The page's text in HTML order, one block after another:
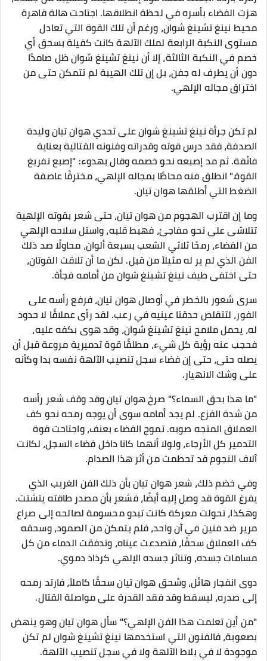
هزت الفضاء بأسره في لحظة انطلاقها. اجتاحت هالة قاهرة
محيط نينغ تشينغ شوان، ورغم أن تلك القوة التي تعادل
مستوى النكبة الرابعة لملك الآلهة كانت كفيلة بسحق أي
خصم في النكبة الثالثة، إلا أن نينغ تشينغ شوان ظل صامدًا
دون أن يطرف له جفن، بل إن تلك الهيبة لم تتمكن حتى من
اختراق مجاله الإلهي.
لم تكن جرأة نينغ تشينغ شوان على تحدي هوان تيان وليدة
الصدفة، فقد درس قوته وقدراته وفنونه القتالية بعناية
فائقة. ثم مد إصبعه نحو خصمه وقال بهدوء: "إصبع تفريغ
القوة." انطلق فنه محاطًا بمجاله الإلهي، مخترقًا عاصفة
الضغط التي أطلقها هوان تيان.
وما إن اقترب الهجوم من هوان تيان، حتى شعر بقوته الإلهية
تتلاشى على نحو مفاجئ، فهبط قلبه، واستل سلاحه الإلهي
من الفضاء، رمحًا ثلاثي الشعب بسبعة ألوان، محاولًا صد ذلك
الفن الذي لم ير له مثيلاً من قبل. لكن ما أن تلاقت القوتان،
حتى اختفى طيف نينغ تشينغ شوان من أمامه فجأة.
سرى شعور بالخطر في أوصال هوان تيان، فرفع رأسه على
الفور، لتتقلص حدقتا عينيه في رعب. لقد رأى عملاقًا لا حدود
له، يحمل ملامح نينغ تشينغ شوان، وقد هوى بكفه عليه،
فحجب عنه رؤية كل شيء، مطلقًا قوة تدميرية مروعة قبل أن
يصله حتى، حتى إن فضاء سجل تنصيب الآلهة نفسه بدا وكأنه
على وشك الانهيار.
"ما هذا بحق السماء؟" صرخ هوان تيان وقد وقف شعر رأسه
من شدة الفزع. لم يجد أمامه سوى أن يوجه رمحه نحو كف
العملاق المتجه صوبه. تموج الفضاء بعنف، واجتاحت قوة
التدمير كل الأرجاء، ولولا أنهما كانا داخل فضاء السجل، لكانت
آلاف النجوم قد تحطمت من أثر هذا الصدام.
وفي خضم ذلك، شعر هوان تيان بأن ذلك الفن الغريب الذي
يفرغ القوة قد وصل إليه أيضًا، فشعر بأن مصدر طاقته يتشتت.
وهكذا، تحولت معركة كانت تبدو محسومة لصالحه إلى صراع
مرير ضد فنين في آن واحد، فلم يتمكن من الصمود، وسحقه
كف العملاق سحقًا، فتصدعت عيناه، وتدفقت الدماء من كل
مسامات جسده، وتناثر جسده الإلهي كرذاذ دموي.
دوى انفجار هائل، وسُحق هوان تيان سحقًا كاملاً، فارتد رمحه
إلى صدره، ليسقط وقد فقد القدرة على مواصلة القتال.
"من أين تعلمت هذا الفن الإلهي؟" سأل هوان تيان وهو ينهض
بصعوبة، فالفنون التي استخدمها نينغ تشينغ شوان لم تكن
موجودة لا في بلاط الآلهة ولا في سجل تنصيب الآلهة.